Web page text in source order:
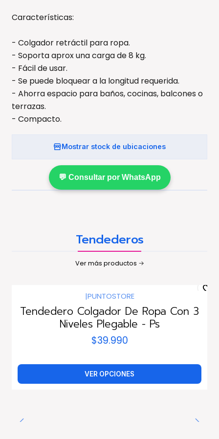
Características:
- Colgador retráctil para ropa.
- Soporta aprox una carga de 8 kg.
- Fácil de usar.
- Se puede bloquear a la longitud requerida.
- Ahorra espacio para baños, cocinas, balcones o
terrazas.
- Compacto.
Mostrar stock de ubicaciones
💬 Consultar por WhatsApp
Tendederos
Ver más productos
|PUNTOSTORE
Tendedero Colgador De Ropa Con 3
Niveles Plegable - Ps
$39.990
VER OPCIONES